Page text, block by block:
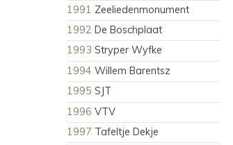
1991 Zeeliedenmonument
1992 De Boschplaat
1993 Stryper Wyfke
1994 Willem Barentsz
1995 SJT
1996 VTV
1997 Tafeltje Dekje